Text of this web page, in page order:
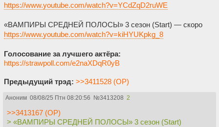
https://www.youtube.com/watch?v=YCdZqD2ruWE
«ВАМПИРЫ СРЕДНЕЙ ПОЛОСЫ» 3 сезон (Start) — скоро
https://www.youtube.com/watch?v=kiHYUKpkg_8
Голосование за лучшего актёра:
https://strawpoll.com/e2naXDqR0yB
Предыдущий трэд: >>3411528 (OP)
Аноним 08/08/25 Птн 08:20:56 №3413208 2
>>3413167 (OP)
> «ВАМПИРЫ СРЕДНЕЙ ПОЛОСЫ» 3 сезон (Start)